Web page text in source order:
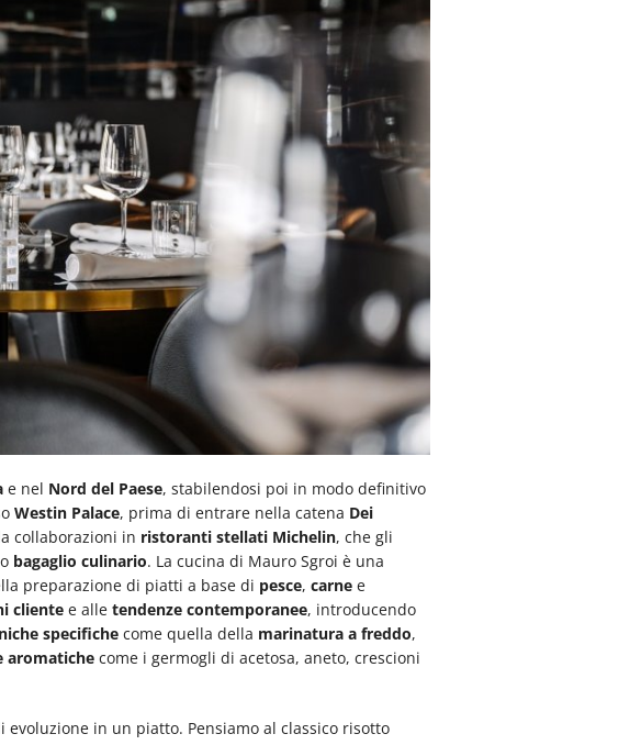
e nel Nord del Paese, stabilendosi poi in modo definitivo
Westin Palace, prima di entrare nella catena Dei
collaborazioni in ristoranti stellati Michelin, che gli
bagaglio culinario. La cucina di Mauro Sgroi è una
preparazione di piatti a base di pesce, carne e
cliente e alle tendenze contemporanee, introducendo
specifiche come quella della marinatura a freddo,
aromatiche come i germogli di acetosa, aneto, crescioni
in un piatto. Pensiamo al classico risotto